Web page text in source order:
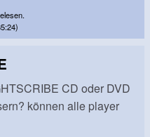
CD oder DVD
können alle player